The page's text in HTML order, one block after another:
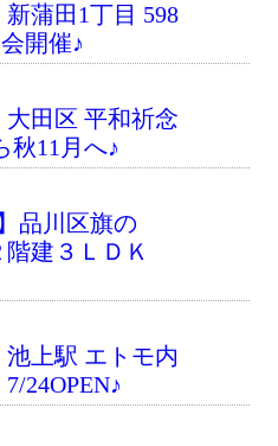
蒲田1丁目 598
開催♪
大田区 平和祈念
秋11月へ♪
品川区旗の
建３ＬＤＫ
池上駅 エトモ内
24OPEN♪